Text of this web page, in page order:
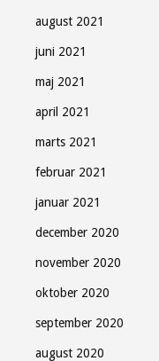
august 2021
juni 2021
maj 2021
april 2021
marts 2021
februar 2021
januar 2021
december 2020
november 2020
oktober 2020
september 2020
august 2020